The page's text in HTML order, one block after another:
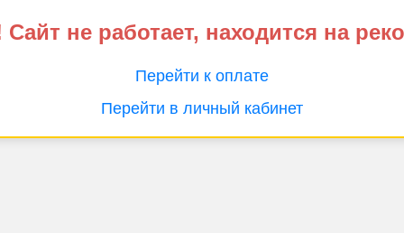
не работает, находится на
Перейти к оплате
Перейти в личный кабинет